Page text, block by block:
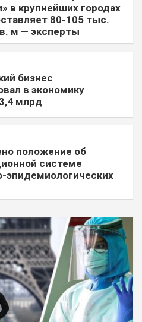
в крупнейших городах
80-105 тыс.
м — эксперты
бизнес
в экономику
млрд
положение об
системе
эпидемиологических